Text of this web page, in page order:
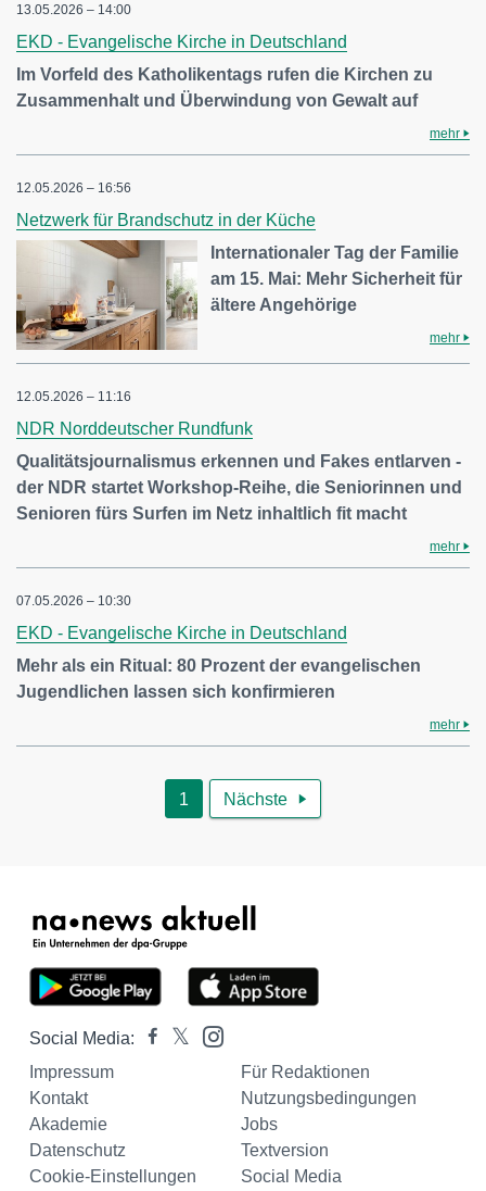
13.05.2026 – 14:00
EKD - Evangelische Kirche in Deutschland
Im Vorfeld des Katholikentags rufen die Kirchen zu
Zusammenhalt und Überwindung von Gewalt auf
mehr
12.05.2026 – 16:56
Netzwerk für Brandschutz in der Küche
Internationaler Tag der Familie
am 15. Mai: Mehr Sicherheit für
ältere Angehörige
mehr
12.05.2026 – 11:16
NDR Norddeutscher Rundfunk
Qualitätsjournalismus erkennen und Fakes entlarven -
der NDR startet Workshop-Reihe, die Seniorinnen und
Senioren fürs Surfen im Netz inhaltlich fit macht
mehr
07.05.2026 – 10:30
EKD - Evangelische Kirche in Deutschland
Mehr als ein Ritual: 80 Prozent der evangelischen
Jugendlichen lassen sich konfirmieren
mehr
1 Nächste 
Social Media:
Impressum
Für Redaktionen
Kontakt
Nutzungsbedingungen
Akademie
Jobs
Datenschutz
Textversion
Cookie-Einstellungen
Social Media